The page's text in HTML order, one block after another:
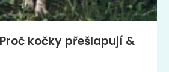
kočky přešlapují &